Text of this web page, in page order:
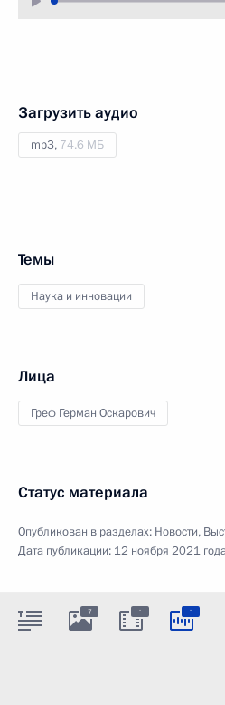
Загрузить аудио
mp3, 74.6 МБ
Темы
Наука и инновации
Лица
Греф Герман Оскарович
Статус материала
Опубликован в разделах: Новости,
Дата публикации: 12 ноября 2021
7 : :